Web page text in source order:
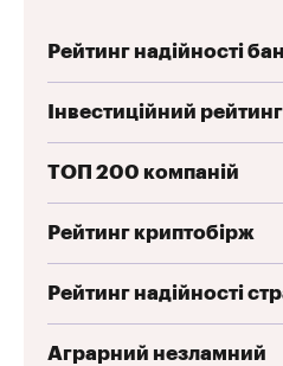
Рейтинг надійності
Інвестиційний
ТОП 200 компаній
Рейтинг криптобірж
Рейтинг надійності
Аграрний незламний